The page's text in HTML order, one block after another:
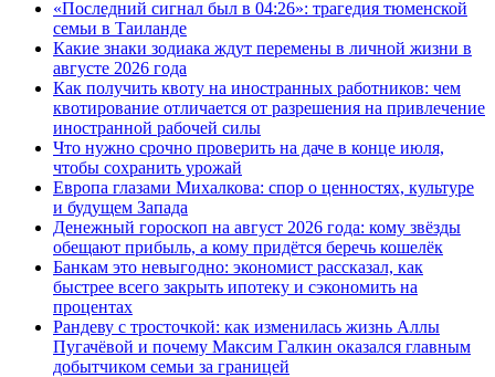
«Последний сигнал был в 04:26»: трагедия тюменской
семьи в Таиланде
Какие знаки зодиака ждут перемены в личной жизни в
августе 2026 года
Как получить квоту на иностранных работников: чем
квотирование отличается от разрешения на привлечение
иностранной рабочей силы
Что нужно срочно проверить на даче в конце июля,
чтобы сохранить урожай
Европа глазами Михалкова: спор о ценностях, культуре
и будущем Запада
Денежный гороскоп на август 2026 года: кому звёзды
обещают прибыль, а кому придётся беречь кошелёк
Банкам это невыгодно: экономист рассказал, как
быстрее всего закрыть ипотеку и сэкономить на
процентах
Рандеву с тросточкой: как изменилась жизнь Аллы
Пугачёвой и почему Максим Галкин оказался главным
добытчиком семьи за границей